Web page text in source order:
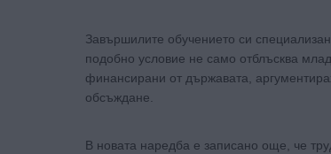
Завършилите обучението си
подобно условие не само отблъсква
финансирани от държавата,
обсъждане.
В новата наредба е записано още, че